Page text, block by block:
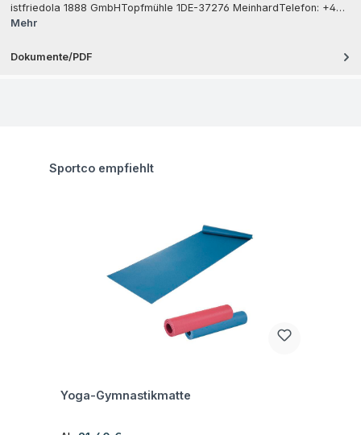
istfriedola 1888 GmbHTopfmühle 1DE-37276 MeinhardTelefon: +4…
Mehr
Dokumente/PDF
Produktgalerie überspringen
Sportco empfiehlt
Yoga-Gymnastikmatte